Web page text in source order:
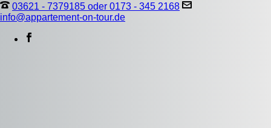
03621 - 7379185 oder 0173 - 345 2168
info@appartement-on-tour.de